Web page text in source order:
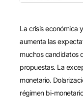
La crisis económica
aumenta las
muchos candidatos
propuestas. La
monetario.
régimen bi-